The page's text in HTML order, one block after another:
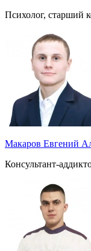
Психолог, старший
Макаров Евгений
Консультант-